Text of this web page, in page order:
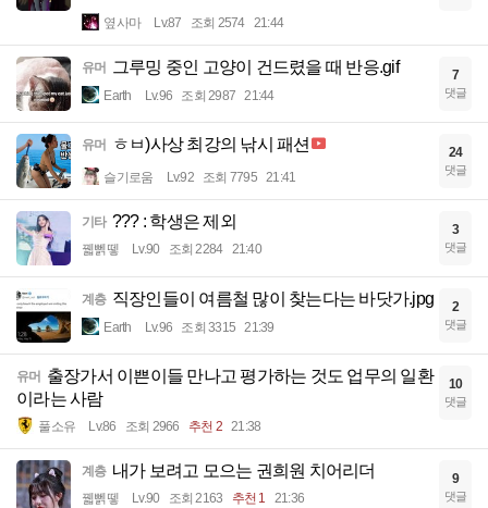
옆사마 Lv.87 조회 2574 21:44
유머 그루밍 중인 고양이 건드렸을 때 반응.gif
Earth Lv.96 조회 2987 21:44
7
댓글
유머 ㅎㅂ)사상 최강의 낚시 패션
슬기로움 Lv.92 조회 7795 21:41
24
댓글
기타 ??? : 학생은 제외
꿻뻵뗗 Lv.90 조회 2284 21:40
3
댓글
계층 직장인들이 여름철 많이 찾는다는 바닷가.jpg
Earth Lv.96 조회 3315 21:39
2
댓글
유머 출장가서 이쁜이들 만나고 평가하는 것도 업무의 일환
이라는 사람
풀소유 Lv.86 조회 2966 추천 2 21:38
10
댓글
계층 내가 보려고 모으는 권희원 치어리더
꿻뻵뗗 Lv.90 조회 2163 추천 1 21:36
9
댓글